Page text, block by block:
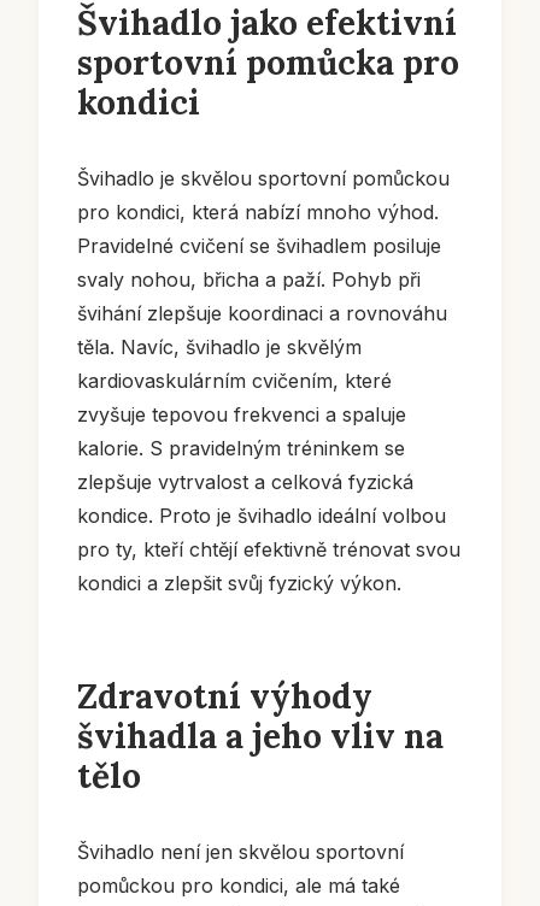
Švihadlo jako efektivní
sportovní pomůcka pro
kondici
Švihadlo je skvělou sportovní pomůckou
pro kondici, která nabízí mnoho výhod.
Pravidelné cvičení se švihadlem posiluje
svaly nohou, břicha a paží. Pohyb při
švihání zlepšuje koordinaci a rovnováhu
těla. Navíc, švihadlo je skvělým
kardiovaskulárním cvičením, které
zvyšuje tepovou frekvenci a spaluje
kalorie. S pravidelným tréninkem se
zlepšuje vytrvalost a celková fyzická
kondice. Proto je švihadlo ideální volbou
pro ty, kteří chtějí efektivně trénovat svou
kondici a zlepšit svůj fyzický výkon.
Zdravotní výhody
švihadla a jeho vliv na
tělo
Švihadlo není jen skvělou sportovní
pomůckou pro kondici, ale má také